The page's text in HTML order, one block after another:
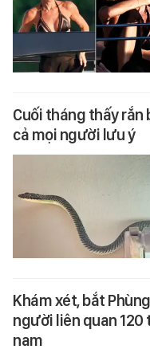
Cuối tháng thấy rắn
cả mọi người lưu ý
Khám xét, bắt
người liên quan
nam